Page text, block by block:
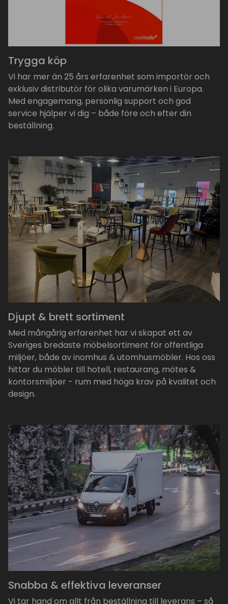
Trygga köp
Vi har mer än 25 års erfarenhet som importör och
exklusiv distributör för olika varumärken i Europa.
Med engagemang, personlig support och god
service hjälper vi dig – både före och efter din
beställning.
Djupt & brett sortiment
Med mångårig erfarenhet har vi skapat ett av
Sveriges bredaste möbelsortiment för offentliga
miljöer, både av inomhus & utomhusmöbler. Hos oss
hittar du möbler till hotell, restaurang, mötes &
kontorsmiljöer - rum med höga krav på kvalitet och
design.
Snabba & effektiva leveranser
Vi tar hand om allt från beställning till leverans – så